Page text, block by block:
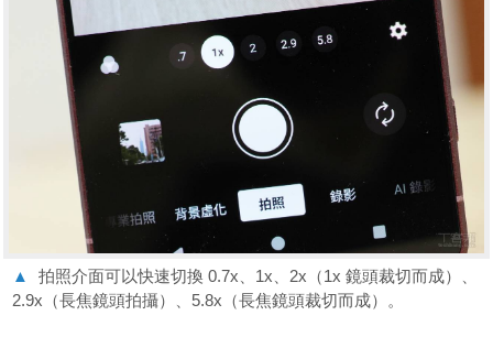
▲
拍照介面可以快速切換 0.7x、1x、2x（1x 鏡頭裁切而成）、
2.9x（長焦鏡頭拍攝）、5.8x（長焦鏡頭裁切而成）。